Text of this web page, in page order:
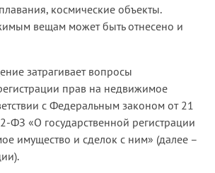
космические объекты.
вещам может быть отнесено и
затрагивает вопросы
прав на недвижимое
с Федеральным законом от 21
ФЗ «О государственной регистрации
имущество и сделок с ним» (далее –